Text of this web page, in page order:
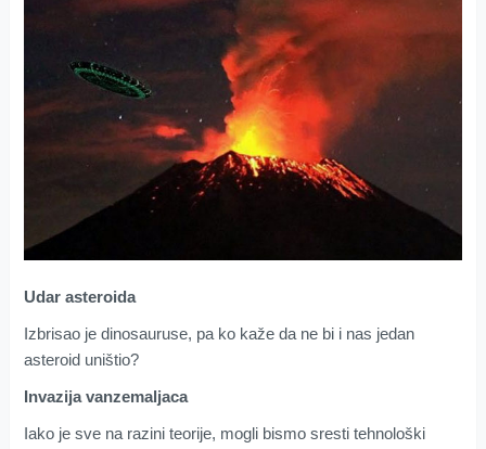
Udar asteroida
Izbrisao je dinosauruse, pa ko kaže da ne bi i nas jedan
asteroid uništio?
Invazija vanzemaljaca
Iako je sve na razini teorije, mogli bismo sresti tehnološki